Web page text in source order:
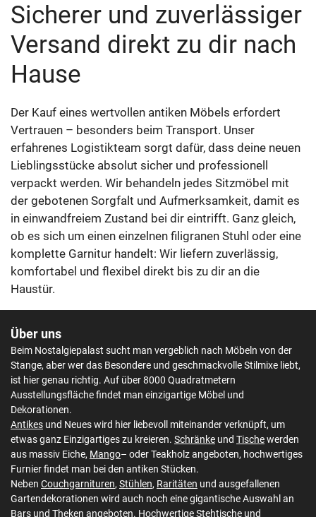
Sicherer und zuverlässiger
Versand direkt zu dir nach
Hause
Der Kauf eines wertvollen antiken Möbels erfordert
Vertrauen – besonders beim Transport. Unser
erfahrenes Logistikteam sorgt dafür, dass deine neuen
Lieblingsstücke absolut sicher und professionell
verpackt werden. Wir behandeln jedes Sitzmöbel mit
der gebotenen Sorgfalt und Aufmerksamkeit, damit es
in einwandfreiem Zustand bei dir eintrifft. Ganz gleich,
ob es sich um einen einzelnen filigranen Stuhl oder eine
komplette Garnitur handelt: Wir liefern zuverlässig,
komfortabel und flexibel direkt bis zu dir an die
Haustür.
Über uns
Beim Nostalgiepalast sucht man vergeblich nach Möbeln von der
Stange, aber wer das Besondere und geschmackvolle Stilmixe liebt,
ist hier genau richtig. Auf über 8000 Quadratmetern
Ausstellungsfläche findet man einzigartige Möbel und
Dekorationen.
Antikes und Neues wird hier liebevoll miteinander verknüpft, um
etwas ganz Einzigartiges zu kreieren. Schränke und Tischewerden
aus massiv Eiche, Mango– oder Teakholz angeboten, hochwertiges
Furnier findet man bei den antiken Stücken.
Neben Couchgarnituren, Stühlen, Raritäten und ausgefallenen
Gartendekorationen wird auch noch eine gigantische Auswahl an
Bars und Theken angeboten. HochwertigeStehtische und